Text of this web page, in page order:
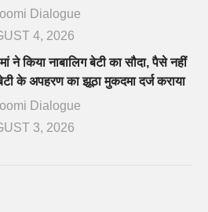
Dialogue
4, 2026
ने किया नाबालिग बेटी का सौदा, पैसे नहीं
के अपहरण का झूठा मुकदमा दर्ज कराया
Dialogue
3, 2026